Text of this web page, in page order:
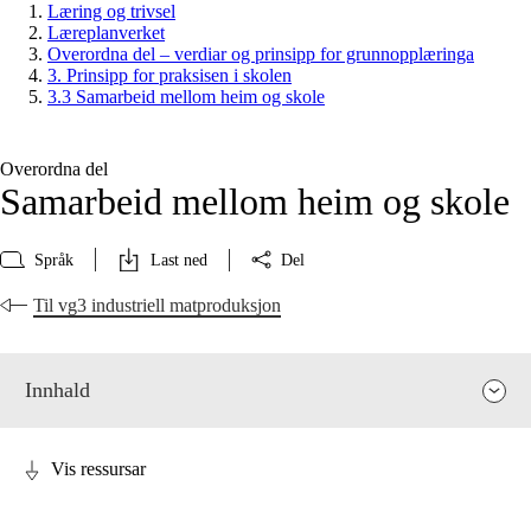
Læring og trivsel
Læreplanverket
Overordna del – verdiar og prinsipp for grunnopplæringa
3. Prinsipp for praksisen i skolen
3.3 Samarbeid mellom heim og skole
Overordna del
Samarbeid mellom heim og skole
Språk Last ned Del
Til vg3 industriell matproduksjon
Innhald
Vis ressursar